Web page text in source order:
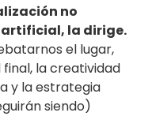
no
la dirige.
el lugar,
final, la creatividad
y la estrategia
siendo)